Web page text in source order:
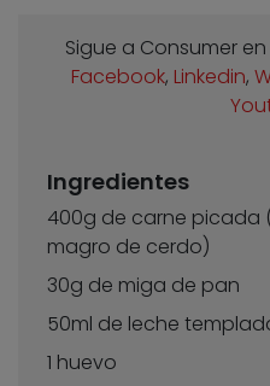
Sigue a Consumer en
Facebook, Linkedin,
Ingredientes
400g de carne picada
magro de cerdo)
30g de miga de pan
50ml de leche
1 huevo